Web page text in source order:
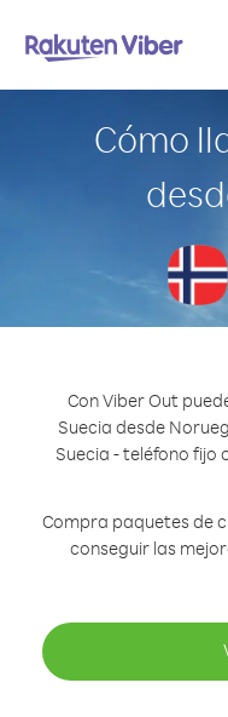
Cómo
Con Viber Out
Suecia desde
Suecia - teléfono fijo
Compra paquetes de
conseguir las